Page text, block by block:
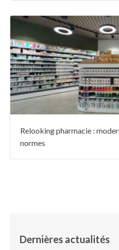
Relooking pharmacie :
normes
Dernières actualités